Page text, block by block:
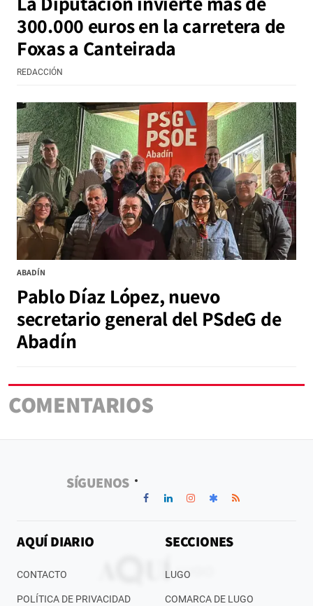
300.000 euros en la carretera de
Foxas a Canteirada
REDACCIÓN
ABADÍN
Pablo Díaz López, nuevo
secretario general del PSdeG de
Abadín
COMENTARIOS
SÍGUENOS
AQUÍ DIARIO
CONTACTO
POLÍTICA DE PRIVACIDAD
SECCIONES
LUGO
COMARCA DE LUGO